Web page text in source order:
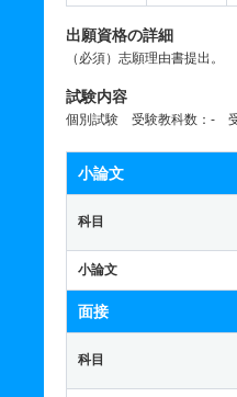
出願資格の詳細
（必須）志願理由書提出。
試験内容
個別試験 受験教科数：-
小論文
科目
小論文
面接
科目